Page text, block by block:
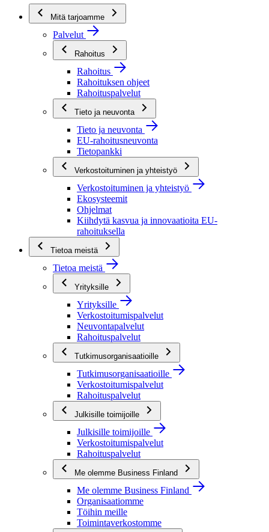
Mitä tarjoamme
Palvelut
Rahoitus
Rahoitus
Rahoituksen ohjeet
Rahoituspalvelut
Tieto ja neuvonta
Tieto ja neuvonta
EU-rahoitusneuvonta
Tietopankki
Verkostoituminen ja yhteistyö
Verkostoituminen ja yhteistyö
Ekosysteemit
Ohjelmat
Kiihdytä kasvua ja innovaatioita EU-
rahoituksella
Tietoa meistä
Tietoa meistä
Yrityksille
Yrityksille
Verkostoitumispalvelut
Neuvontapalvelut
Rahoituspalvelut
Tutkimusorganisaatioille
Tutkimusorganisaatioille
Verkostoitumispalvelut
Rahoituspalvelut
Julkisille toimijoille
Julkisille toimijoille
Verkostoitumispalvelut
Rahoituspalvelut
Me olemme Business Finland
Me olemme Business Finland
Organisaatiomme
Töihin meille
Toimintaverkostomme